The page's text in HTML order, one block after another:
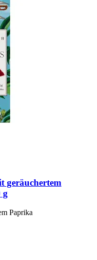
geräuchertem
g
Paprika